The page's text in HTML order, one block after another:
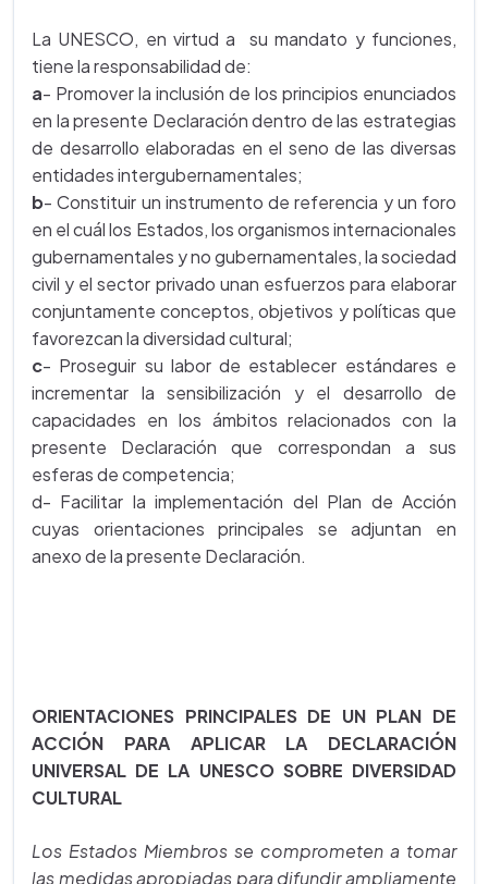
La UNESCO, en virtud a su mandato y funciones,
tiene la responsabilidad de:
a- Promover la inclusión de los principios enunciados
en la presente Declaración dentro de las estrategias
de desarrollo elaboradas en el seno de las diversas
entidades intergubernamentales;
b- Constituir un instrumento de referencia y un foro
en el cuál los Estados, los organismos internacionales
gubernamentales y no gubernamentales, la sociedad
civil y el sector privado unan esfuerzos para elaborar
conjuntamente conceptos, objetivos y políticas que
favorezcan la diversidad cultural;
c- Proseguir su labor de establecer estándares e
incrementar la sensibilización y el desarrollo de
capacidades en los ámbitos relacionados con la
presente Declaración que correspondan a sus
esferas de competencia;
d- Facilitar la implementación del Plan de Acción
cuyas orientaciones principales se adjuntan en
anexo de la presente Declaración.
ORIENTACIONES PRINCIPALES DE UN PLAN DE
ACCIÓN PARA APLICAR LA DECLARACIÓN
UNIVERSAL DE LA UNESCO SOBRE DIVERSIDAD
CULTURAL
Los Estados Miembros se comprometen a tomar
las medidas apropiadas para difundir ampliamente